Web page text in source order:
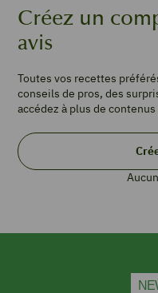
TYPE DE PLAT
CUISINE
French
courge
Créez un
avis
Toutes vos recettes
conseils de pros, des
accédez à plus de